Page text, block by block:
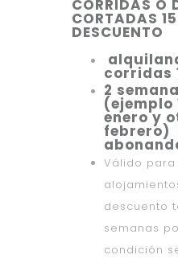
CORRIDAS O
CORTADAS
DESCUENTO
corridas
2
(ejemplo
enero y
febrero)
Válido
descuento
semanas
condición